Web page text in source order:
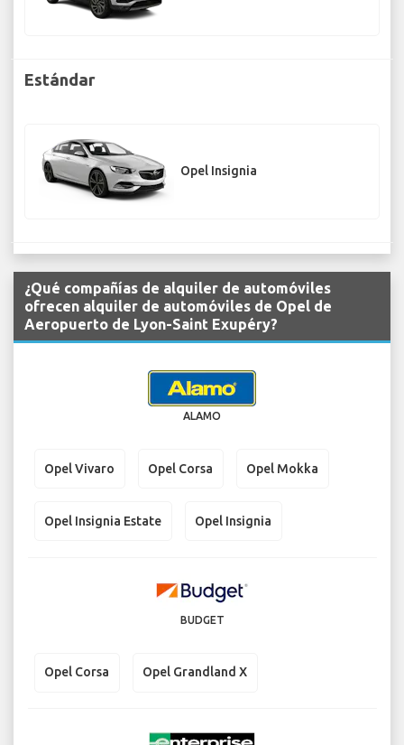
Estándar
Opel Insignia
¿Qué compañías de alquiler de automóviles
ofrecen alquiler de automóviles de Opel de
Aeropuerto de Lyon-Saint Exupéry?
ALAMO
Opel Vivaro Opel Corsa Opel Mokka
Opel Insignia Estate Opel Insignia
BUDGET
Opel Corsa Opel Grandland X